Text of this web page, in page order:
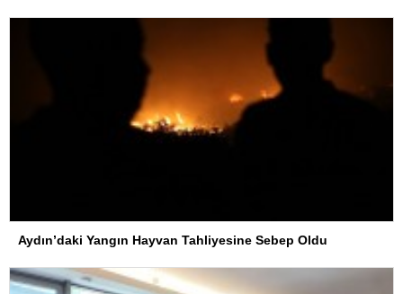
Aydın’daki Yangın Hayvan Tahliyesine Sebep Oldu